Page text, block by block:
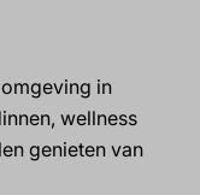
in
wellness
genieten van